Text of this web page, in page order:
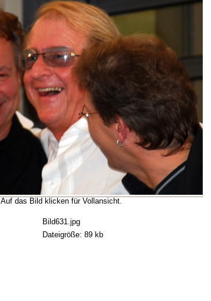
Auf das Bild klicken für Vollansicht.
Bild631.jpg
Dateigröße: 89 kb